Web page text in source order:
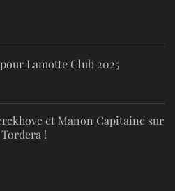
Lamotte Club 2025
et Manon Capitaine sur
!